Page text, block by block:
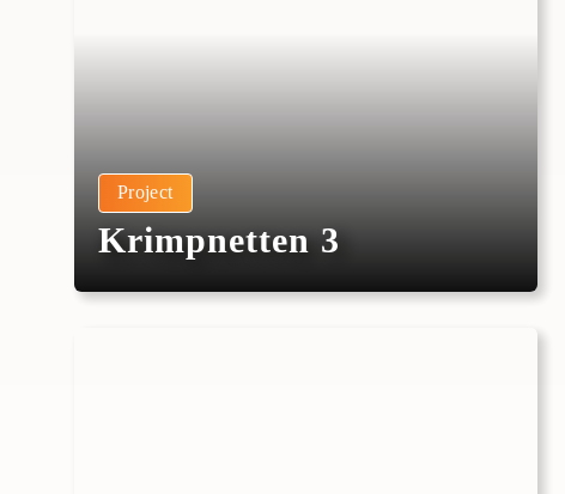
Project
Krimpnetten 3